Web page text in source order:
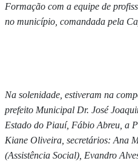
Formação com a equipe de
no município, comandada pela
Na solenidade, estiveram na
prefeito Municipal Dr. José
Estado do Piauí, Fábio Abreu, a
Kiane Oliveira, secretários: Ana
(Assistência Social), Evandro